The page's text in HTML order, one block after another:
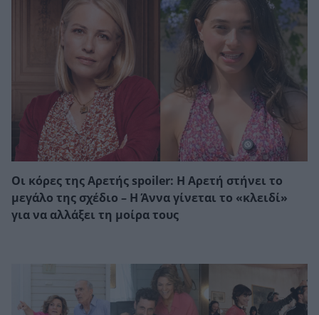
Οι κόρες της Αρετής spoiler: Η Αρετή στήνει το
μεγάλο της σχέδιο – Η Άννα γίνεται το «κλειδί»
για να αλλάξει τη μοίρα τους